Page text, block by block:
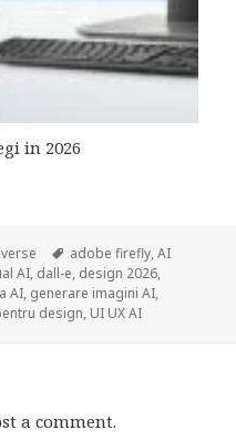
in 2026
Tags
adobe firefly,AI
AI, dall-e, design 2026,
AI, generare imagini AI,
design, UI UX AI
a comment.